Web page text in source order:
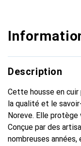
Description
Cette housse en
la qualité et le
Noreve. Elle
Conçue par des
nombreuses